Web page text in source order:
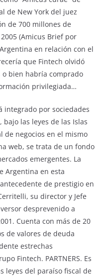
de New York del juez
de 700 millones de
(Amicus Brief por
en relación con el
que Fintech olvidó
o bien habría comprado
privilegiada…
integrado por sociedades
las leyes de las Islas
de negocios en el mismo
web, se trata de un fondo
emergentes. La
Argentina en esta
de prestigio en
su director y Jefe
desprevenido a
Cuenta con más de 20
de valores de deuda
estrechas
Fintech. PARTNERS. Es
leyes del paraíso fiscal de